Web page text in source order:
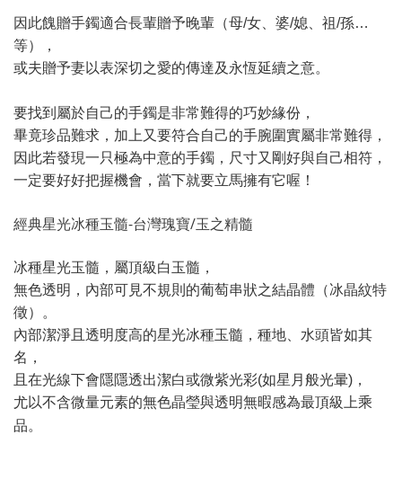
因此餽贈手鐲適合長輩贈予晚輩（母/女、婆/媳、祖/孫…
等），
或夫贈予妻以表深切之愛的傳達及永恆延續之意。
要找到屬於自己的手鐲是非常難得的巧妙緣份，
畢竟珍品難求，加上又要符合自己的手腕圍實屬非常難得，
因此若發現一只極為中意的手鐲，尺寸又剛好與自己相符，
一定要好好把握機會，當下就要立馬擁有它喔！
經典星光冰種玉髓-台灣瑰寶/玉之精髓
冰種星光玉髓，屬頂級白玉髓，
無色透明，內部可見不規則的葡萄串狀之結晶體（冰晶紋特
徵）。
內部潔淨且透明度高的星光冰種玉髓，種地、水頭皆如其
名，
且在光線下會隱隱透出潔白或微紫光彩(如星月般光暈)，
尤以不含微量元素的無色晶瑩與透明無暇感為最頂級上乘
品。